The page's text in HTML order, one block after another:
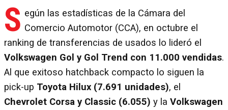
S egún las estadísticas de la Cámara del
Comercio Automotor (CCA), en octubre el
ranking de transferencias de usados lo lideró el
Volkswagen Gol y Gol Trend con 11.000 vendidas.
Al que exitoso hatchback compacto lo siguen la
pick-up Toyota Hilux (7.691 unidades), el
Chevrolet Corsa y Classic (6.055) y la Volkswagen